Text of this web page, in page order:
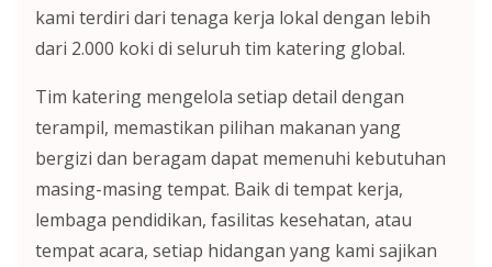
kami terdiri dari tenaga kerja lokal dengan lebih
dari 2.000 koki di seluruh tim katering global.
Tim katering mengelola setiap detail dengan
terampil, memastikan pilihan makanan yang
bergizi dan beragam dapat memenuhi kebutuhan
masing-masing tempat. Baik di tempat kerja,
lembaga pendidikan, fasilitas kesehatan, atau
tempat acara, setiap hidangan yang kami sajikan